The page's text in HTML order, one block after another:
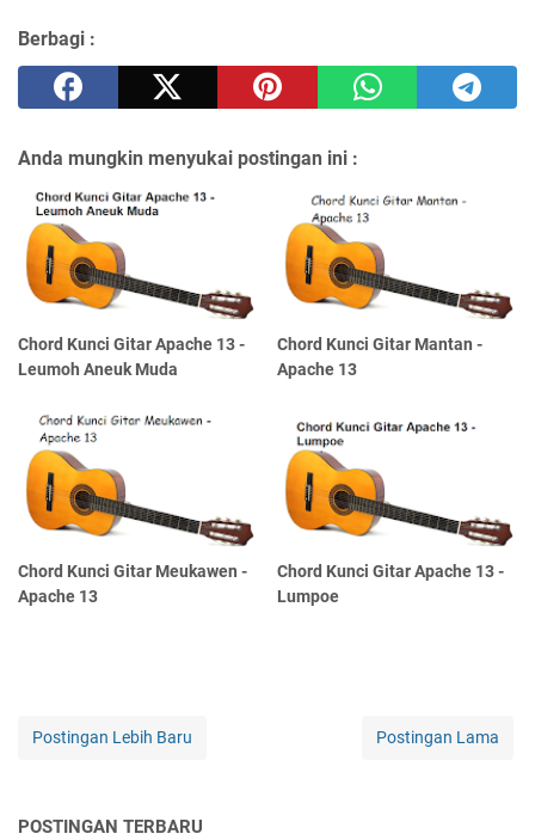
Berbagi :
Anda mungkin menyukai postingan ini :
Chord Kunci Gitar Apache 13 -
Leumoh Aneuk Muda
Chord Kunci Gitar Mantan -
Apache 13
Chord Kunci Gitar Meukawen -
Apache 13
Chord Kunci Gitar Apache 13 -
Lumpoe
Postingan Lebih Baru Postingan Lama
POSTINGAN TERBARU